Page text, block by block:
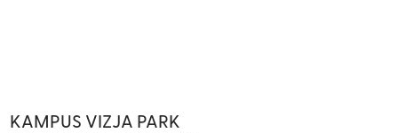
KAMPUS VIZJA PARK